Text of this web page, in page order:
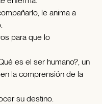
le anima a
para que lo
es el ser humano?, un
la comprensión de la
su destino.